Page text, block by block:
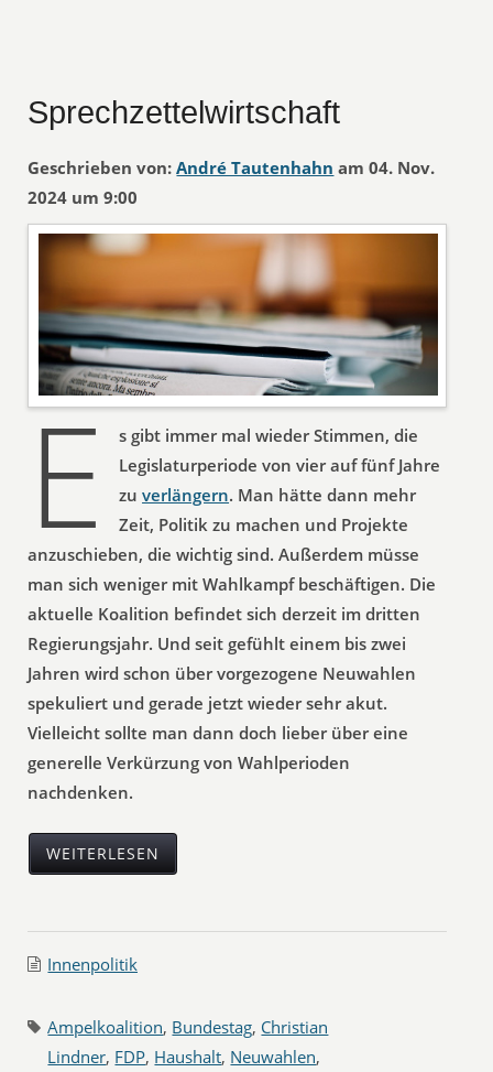
Sprechzettelwirtschaft
Geschrieben von: André Tautenhahn am 04. Nov.
2024 um 9:00
E
s gibt immer mal wieder Stimmen, die
Legislaturperiode von vier auf fünf Jahre
zuverlängern. Man hätte dann mehr
Zeit, Politik zu machen und Projekte
anzuschieben, die wichtig sind. Außerdem müsse
man sich weniger mit Wahlkampf beschäftigen. Die
aktuelle Koalition befindet sich derzeit im dritten
Regierungsjahr. Und seit gefühlt einem bis zwei
Jahren wird schon über vorgezogene Neuwahlen
spekuliert und gerade jetzt wieder sehr akut.
Vielleicht sollte man dann doch lieber über eine
generelle Verkürzung von Wahlperioden
nachdenken.
WEITERLESEN
Innenpolitik
Ampelkoalition, Bundestag, Christian
Lindner, FDP, Haushalt, Neuwahlen,